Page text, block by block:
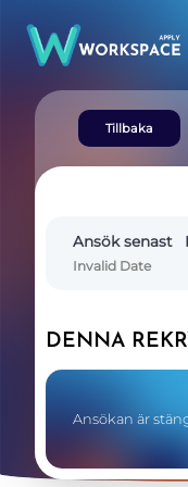
Tillbaka
Ansök senast
Invalid Date
DENNA
Ansökan är